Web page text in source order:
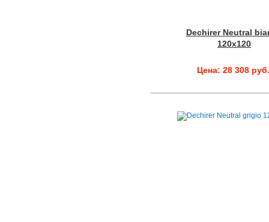
Dechirer Neutral
120x120
Цена: 28 308 руб.